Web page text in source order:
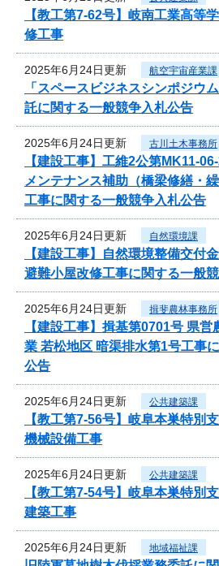
【教工第7-62号】岐南工業高等
修工事
2025年6月24日更新 航空宇宙産業課
「スペースビジネスシンポジウ
託に関する一般競争入札公告
2025年6月24日更新 古川土木事務所
【建設工事】工維2公第MK11-
メンテナンス補助（橋梁修繕・
工事に関する一般競争入札公告
2025年6月24日更新 自然環境課
【建設工事】自然環境整備交付
避難小屋改修工事に関する一般
2025年6月24日更新 揖斐農林事務所
【建設工事】揖基第0701号 県
業 若松地区 暗渠排水第1号工事
公告
2025年6月24日更新 公共建築課
【教工第7-56号】岐阜本巣特別
機械設備工事
2025年6月24日更新 公共建築課
【教工第7-54号】岐阜本巣特別
建築工事
2025年6月24日更新 地域福祉課